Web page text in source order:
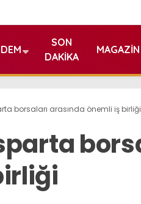
SON
DAKIKA
MAGAZIN
borsaları arasında önemli iş birliği